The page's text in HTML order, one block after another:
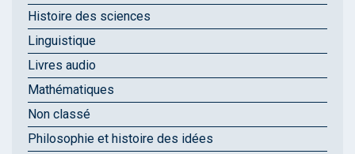
Histoire des sciences
Linguistique
Livres audio
Mathématiques
Non classé
Philosophie et histoire des idées